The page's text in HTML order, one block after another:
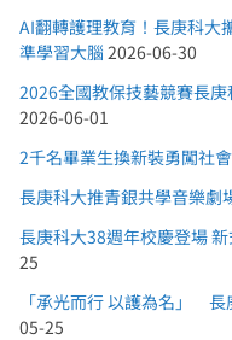
AI翻轉護理教育！長庚科大
準學習大腦 2026-06-30
2026全國教保技藝競賽長
2026-06-01
2千名畢業生換新裝勇闖社
長庚科大推青銀共學音樂
長庚科大38週年校慶登場
25
「承光而行 以護為名」
05-25